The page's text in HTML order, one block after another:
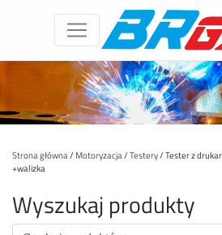
Strona główna/ Motoryzacja/Testery/ Tester z
+walizka
Wyszukaj produkty